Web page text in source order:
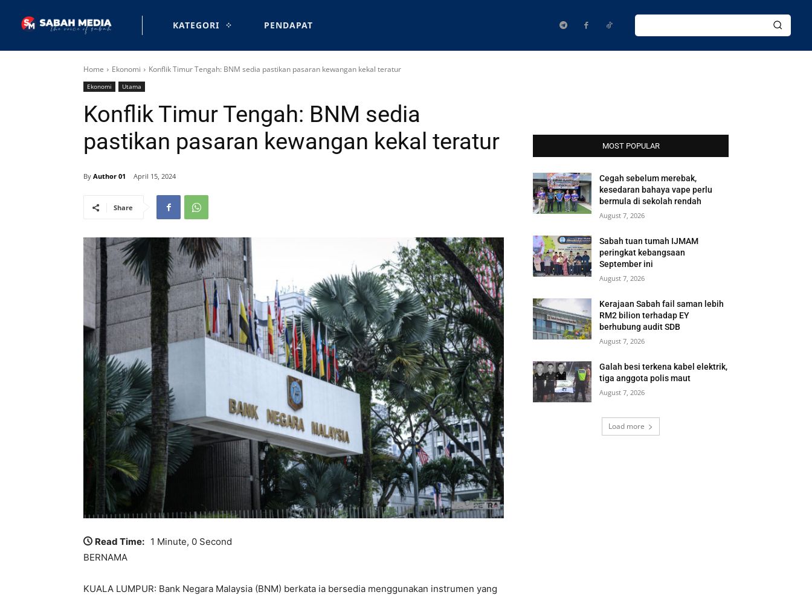
KATEGORI PENDAPAT
Home Ekonomi Konflik Timur Tengah: BNM sedia pastikan pasaran kewangan kekal teratur
Ekonomi Utama
Konflik Timur Tengah: BNM sedia
pastikan pasaran kewangan kekal teratur
By Author 01 April 15, 2024
Share
Read Time: 1 Minute, 0 Second
BERNAMA
KUALA LUMPUR: Bank Negara Malaysia (BNM) berkata ia bersedia menggunakan instrumen yang
MOST POPULAR
Cegah sebelum merebak,
kesedaran bahaya vape perlu
bermula di sekolah rendah
August 7, 2026
Sabah tuan tumah IJMAM
peringkat kebangsaan
September ini
August 7, 2026
Kerajaan Sabah fail saman lebih
RM2 bilion terhadap EY
berhubung audit SDB
August 7, 2026
Galah besi terkena kabel elektrik,
tiga anggota polis maut
August 7, 2026
Load more